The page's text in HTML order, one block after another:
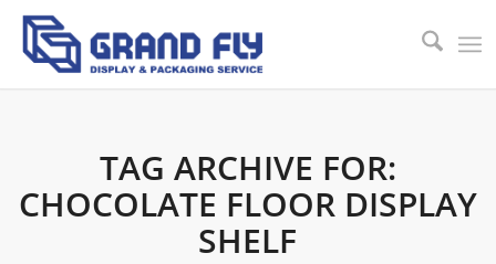
TAG ARCHIVE FOR:
CHOCOLATE FLOOR DISPLAY
SHELF